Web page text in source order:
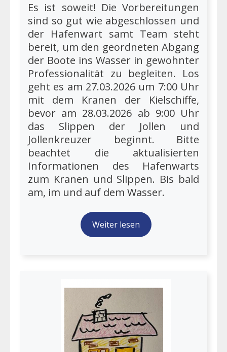
Es ist soweit! Die Vorbereitungen
sind so gut wie abgeschlossen und
der Hafenwart samt Team steht
bereit, um den geordneten Abgang
der Boote ins Wasser in gewohnter
Professionalität zu begleiten. Los
geht es am 27.03.2026 um 7:00 Uhr
mit dem Kranen der Kielschiffe,
bevor am 28.03.2026 ab 9:00 Uhr
das Slippen der Jollen und
Jollenkreuzer beginnt. Bitte
beachtet die aktualisierten
Informationen des Hafenwarts
zum Kranen und Slippen. Bis bald
am, im und auf dem Wasser.
Weiter lesen